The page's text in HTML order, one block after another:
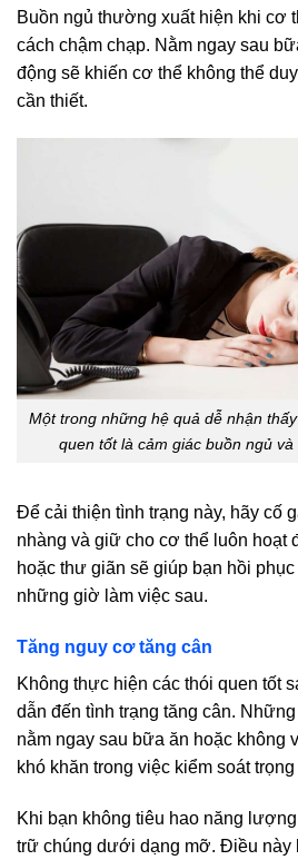
Buồn ngủ thường xuất hiện khi cơ
cách chậm chạp. Nằm ngay sau
động sẽ khiến cơ thể không thể
cần thiết.
Một trong những hệ quả dễ nhận
quen tốt là cảm giác buồn ngủ
Để cải thiện tình trạng này, hãy cố
nhàng và giữ cho cơ thể luôn hoạt
hoặc thư giãn sẽ giúp bạn hồi
những giờ làm việc sau.
Tăng nguy cơ tăng cân
Không thực hiện các thói quen tốt
dẫn đến tình trạng tăng cân.
nằm ngay sau bữa ăn hoặc không
khó khăn trong việc kiểm soát
Khi bạn không tiêu hao năng
trữ chúng dưới dạng mỡ. Điều này